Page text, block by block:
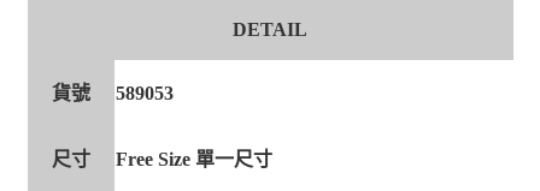
DETAIL
貨號 589053
尺寸 Free Size 單一尺寸